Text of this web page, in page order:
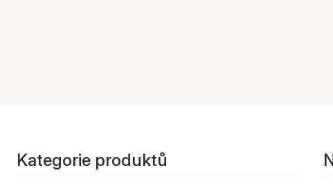
Kategorie produktů